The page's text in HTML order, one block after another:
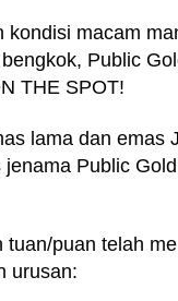
kondisi macam
Public
THE SPOT!
lama dan emas
Public
tuan/puan telah
urusan: